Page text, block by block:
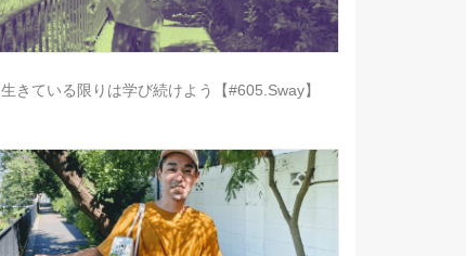
生きている限りは学び続けよう【#605.Sway】